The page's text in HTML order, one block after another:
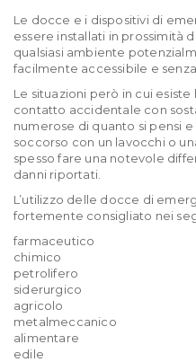
Le docce e i dispositivi di
essere installati in prossimità
qualsiasi ambiente
facilmente accessibile e
Le situazioni però in cui
contatto accidentale con
numerose di quanto si pensi
soccorso con un lavocchi o
spesso fare una notevole
danni riportati.
L’utilizzo delle docce di
fortemente consigliato nei
farmaceutico
chimico
petrolifero
siderurgico
agricolo
metalmeccanico
alimentare
edile